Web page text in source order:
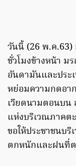
วันนี้ (26 พ.ค
ชั่วโมงข้างหน้า
อันดามันและประ
หย่อมความกดอา
เวียดนามตอนบ
แห่งบริเวณภาคต
ขอให้ประชาชนบ
ตกหนักและฝนที่